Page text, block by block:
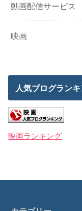
動画配信サービス
映画
人気ブログラン
映画ランキング